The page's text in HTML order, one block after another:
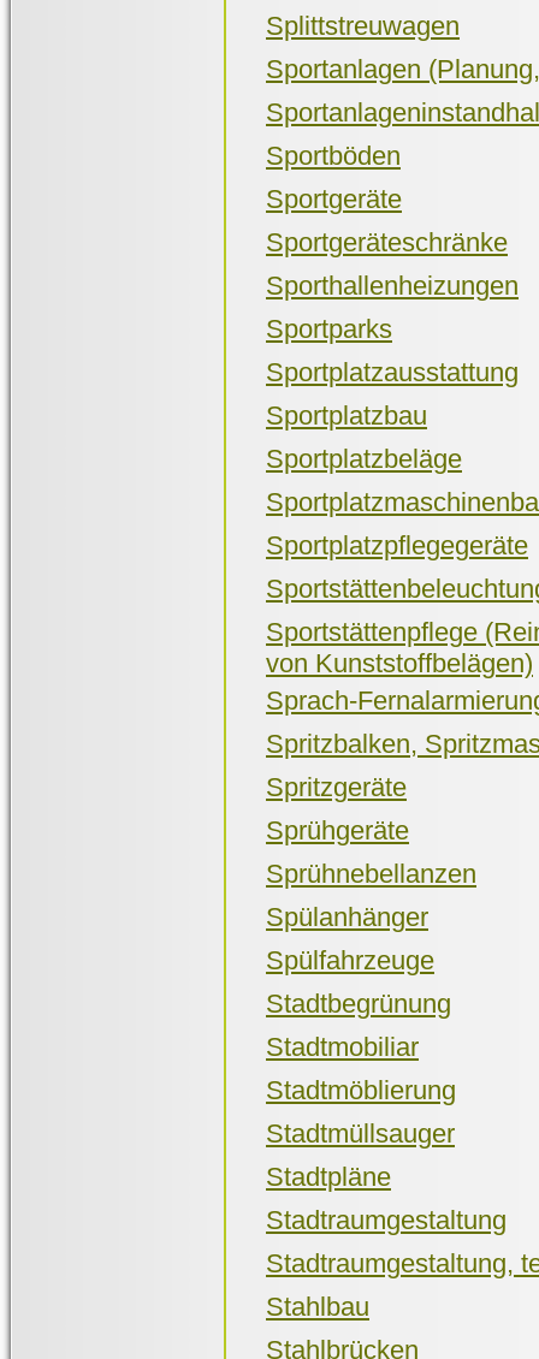
Splittstreuwagen
Sportanlagen
Sportböden
Sportgeräte
Sportgeräteschränke
Sporthallenheizungen
Sportparks
Sportplatzausstattung
Sportplatzbau
Sportplatzbeläge
Sportplatzpflegegeräte
Sportstättenpflege
von Kunststoffbelägen)
Sprach-
Spritzbalken,
Spritzgeräte
Sprühgeräte
Sprühnebellanzen
Spülanhänger
Spülfahrzeuge
Stadtbegrünung
Stadtmobiliar
Stadtmöblierung
Stadtmüllsauger
Stadtpläne
Stadtraumgestaltung
Stadtraumgestaltung,
Stahlbau
Stahlbrücken